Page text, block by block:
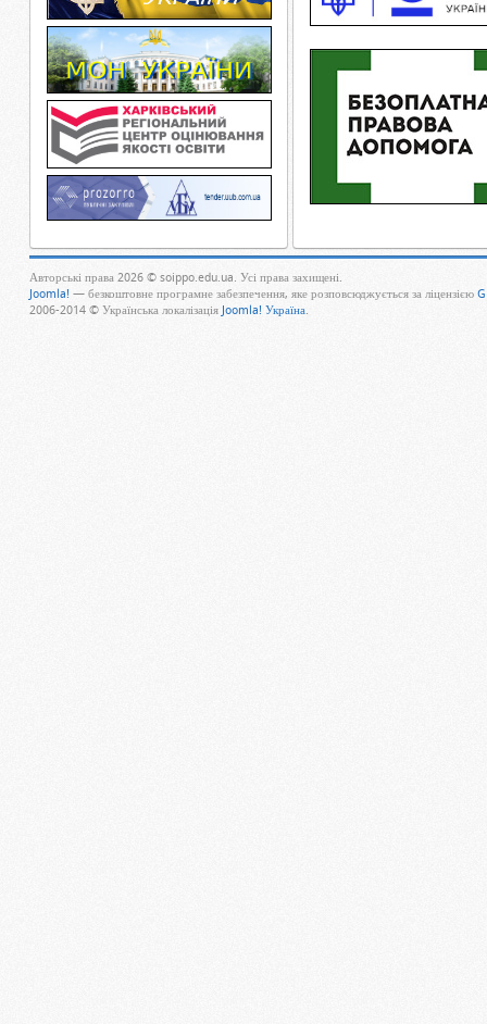
Авторські права 2026 © soippo.edu.ua. Усі права захищені.
Joomla! — безкоштовне програмне забезпечення, яке розповсюджується за ліцензією
2006-2014 © Українська локалізація Joomla! Україна.